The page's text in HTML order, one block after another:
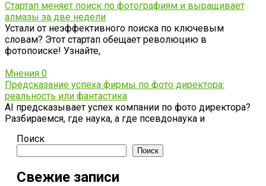
Стартап меняет поиск по фотографиям и выращивает
алмазы за две недели
Устали от неэффективного поиска по ключевым
словам? Этот стартап обещает революцию в
фотопоиске! Узнайте,
Мнения 0
Предсказание успеха фирмы по фото директора:
реальность или фантастика
AI предсказывает успех компании по фото директора?
Разбираемся, где наука, а где псевдонаука и
Поиск
Поиск
Свежие записи